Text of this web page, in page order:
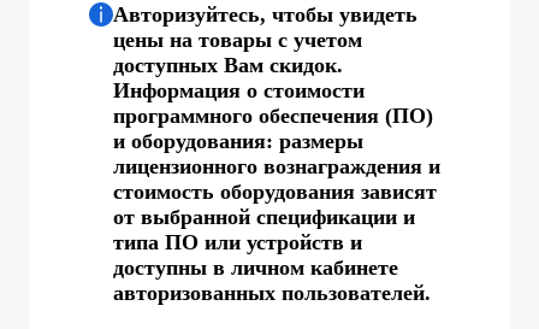
Авторизуйтесь, чтобы увидеть
цены на товары с учетом
доступных Вам скидок.
Информация о стоимости
программного обеспечения (ПО)
и оборудования: размеры
лицензионного вознаграждения и
стоимость оборудования зависят
от выбранной спецификации и
типа ПО или устройств и
доступны в личном кабинете
авторизованных пользователей.